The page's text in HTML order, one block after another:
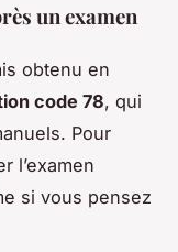
un examen
obtenu en
code 78, qui
Pour
l’examen
si vous pensez